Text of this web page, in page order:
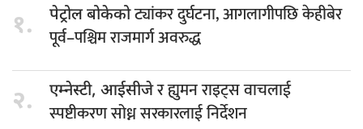
१. पेट्रोल बोकेकोट्यांकर दुर्घटना, आगलागीपछि केहीबेर
पूर्व–पश्चिम राजमार्ग अवरुद्ध
२. एम्नेस्टी, आईसीजेर ह्युमन राइट्स वाचलाई
स्पष्टीकरण सोध्न सरकारलाई निर्देशन